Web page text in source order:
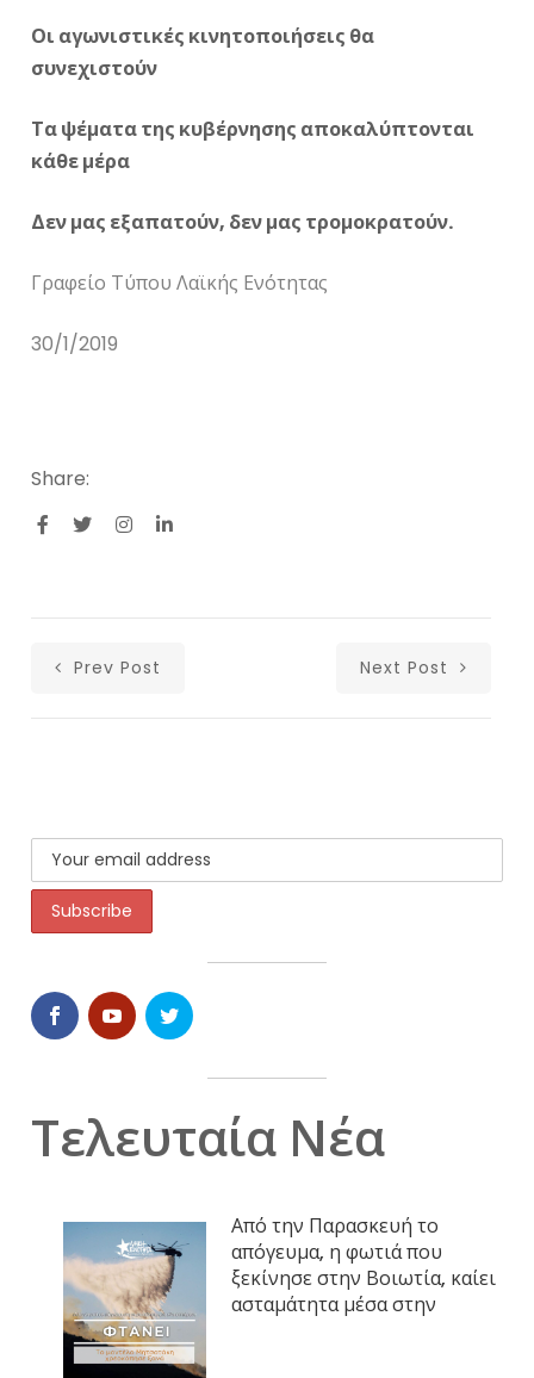
Οι αγωνιστικές κινητοποιήσεις θα
συνεχιστούν
Τα ψέματα της κυβέρνησης αποκαλύπτονται
κάθε μέρα
Δεν μας εξαπατούν, δεν μας τρομοκρατούν.
Γραφείο Τύπου Λαϊκής Ενότητας
30/1/2019
Share:
Prev Post Next Post
Τελευταία Νέα
Από την Παρασκευή το
απόγευμα, η φωτιά που
ξεκίνησε στην Βοιωτία, καίει
ασταμάτητα μέσα στην